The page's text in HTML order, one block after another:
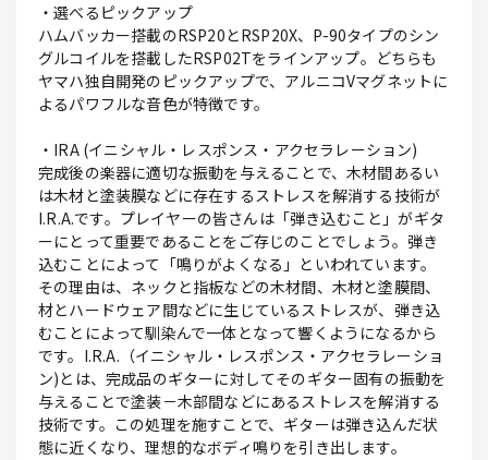
・選べるピックアップ
ハムバッカー搭載のRSP20とRSP20X、P-90タイプのシン
グルコイルを搭載したRSP02Tをラインアップ。どちらも
ヤマハ独自開発のピックアップで、アルニコVマグネットに
よるパワフルな音色が特徴です。
・IRA (イニシャル・レスポンス・アクセラレーション)
完成後の楽器に適切な振動を与えることで、木材間あるい
は木材と塗装膜などに存在するストレスを解消する技術が
I.R.A.です。プレイヤーの皆さんは「弾き込むこと」がギタ
ーにとって重要であることをご存じのことでしょう。弾き
込むことによって「鳴りがよくなる」といわれています。
その理由は、ネックと指板などの木材間、木材と塗膜間、
材とハードウェア間などに生じているストレスが、弾き込
むことによって馴染んで一体となって響くようになるから
です。I.R.A.（イニシャル・レスポンス・アクセラレーショ
ン)とは、完成品のギターに対してそのギター固有の振動を
与えることで塗装－木部間などにあるストレスを解消する
技術です。この処理を施すことで、ギターは弾き込んだ状
態に近くなり、理想的なボディ鳴りを引き出します。